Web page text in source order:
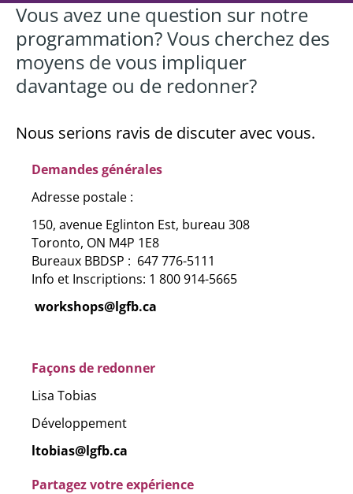
Vous avez une question sur notre
programmation? Vous cherchez des
moyens de vous impliquer
davantage ou de redonner?
Nous serions ravis de discuter avec vous.
Demandes générales
Adresse postale :
150, avenue Eglinton Est, bureau 308
Toronto, ON M4P 1E8
Bureaux BBDSP : 647 776-5111
Info et Inscriptions: 1 800 914-5665
workshops@lgfb.ca
Façons de redonner
Lisa Tobias
Développement
ltobias@lgfb.ca
Partagez votre expérience